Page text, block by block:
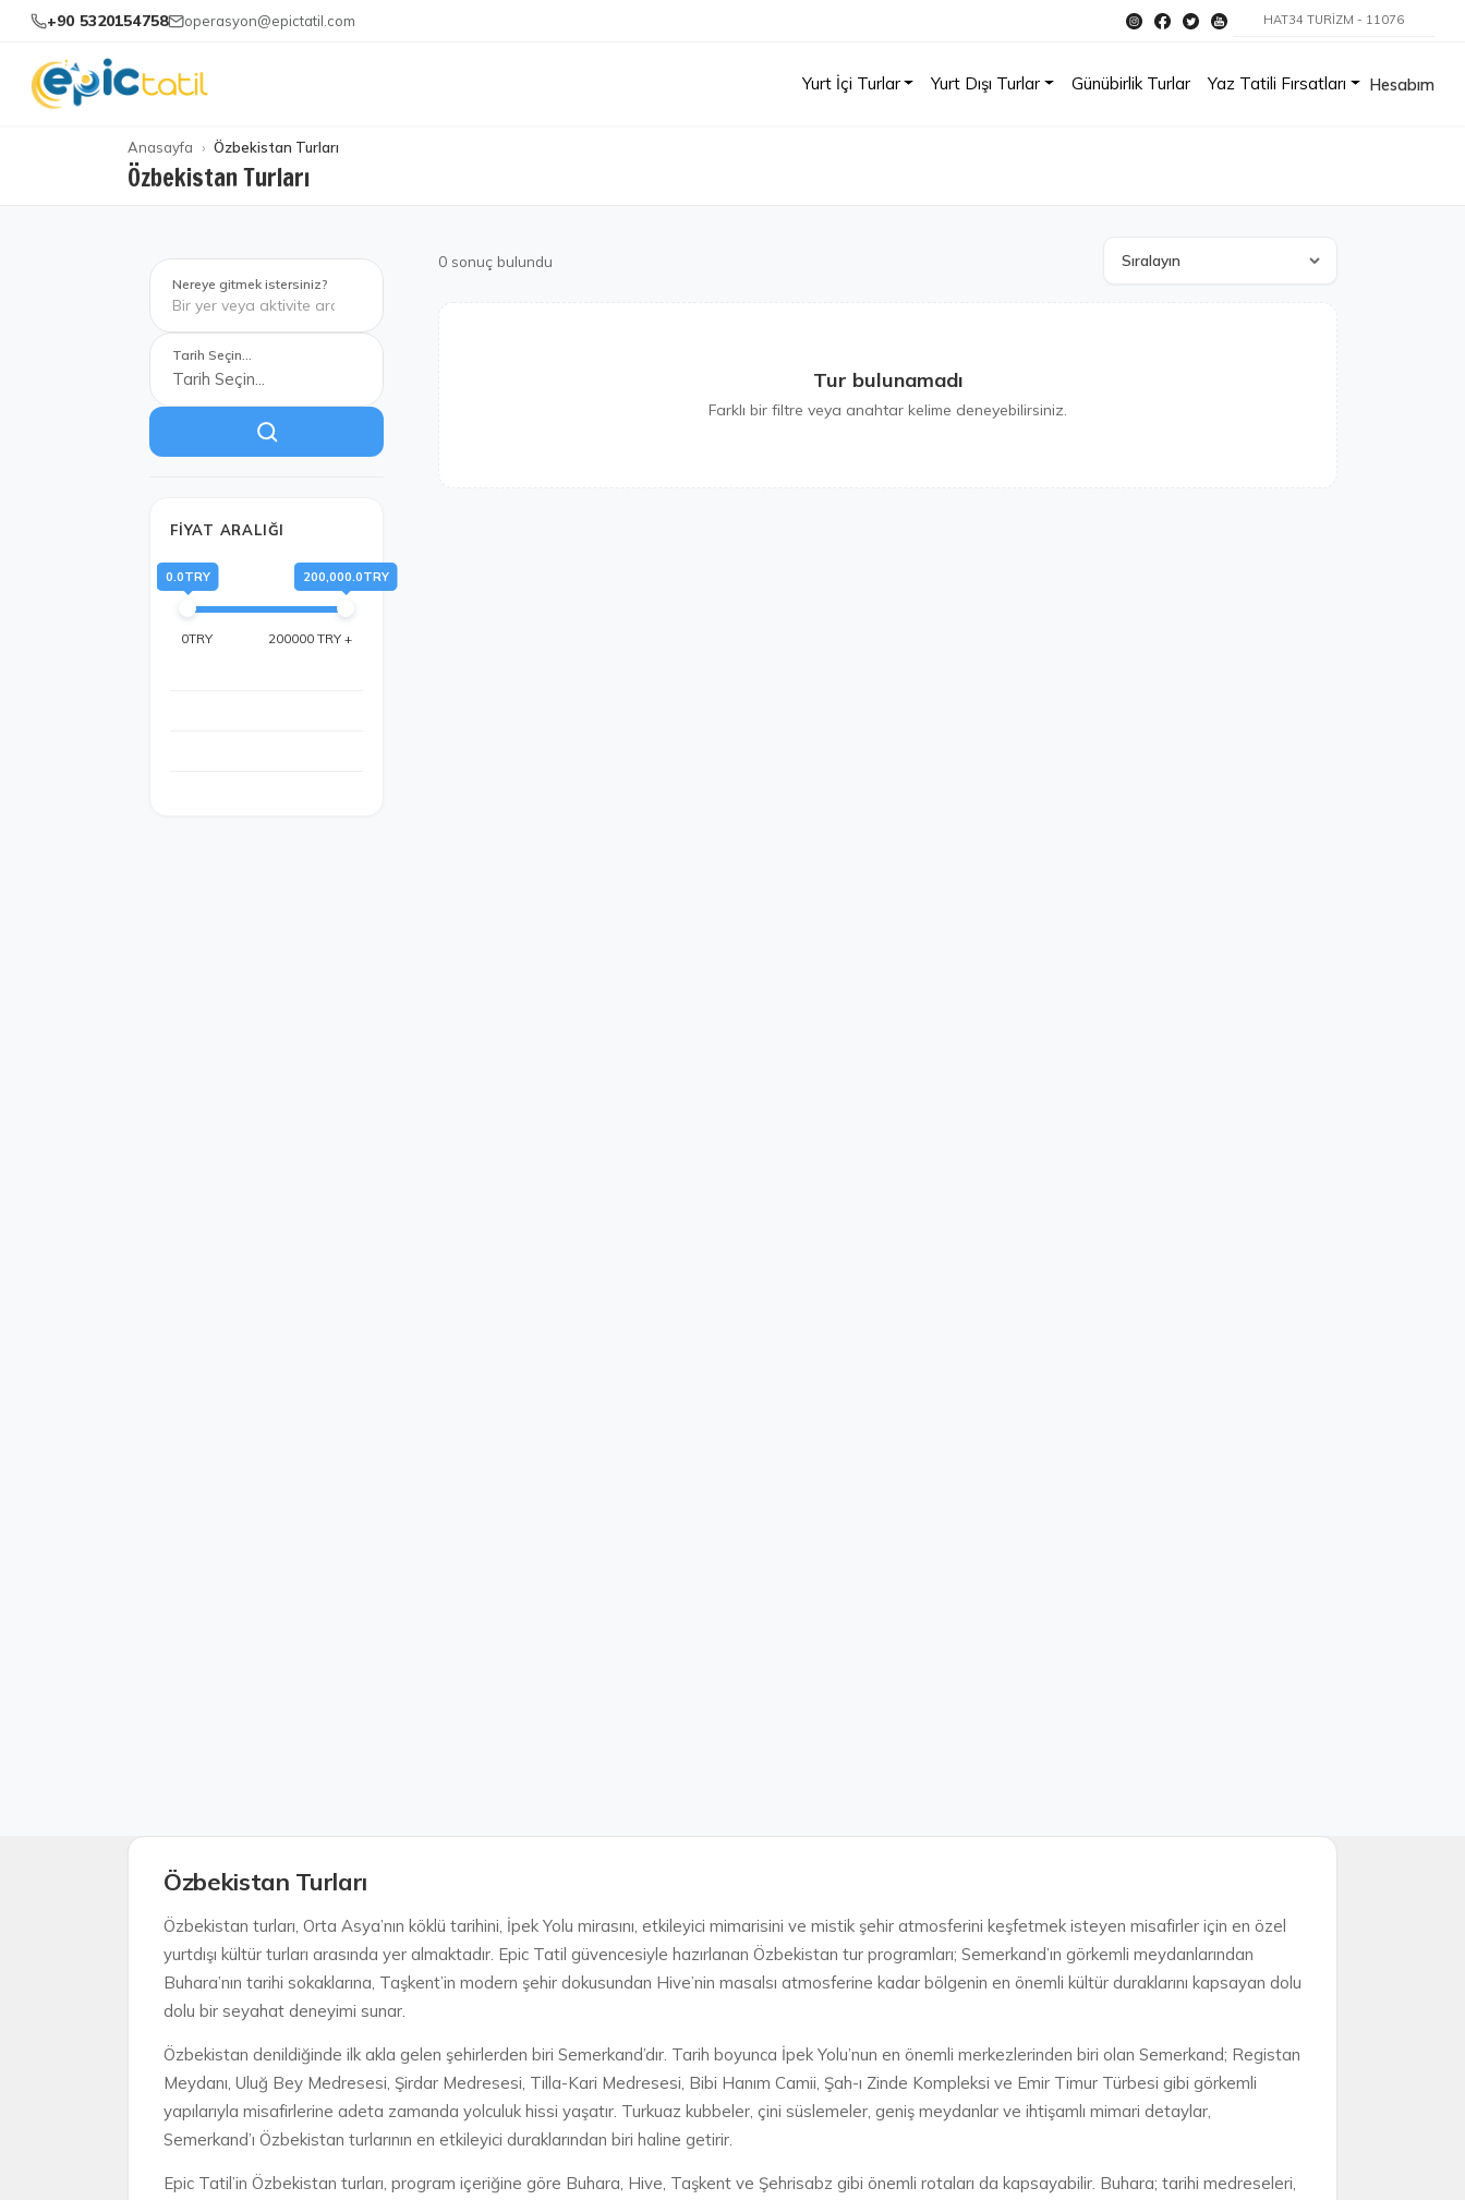
+90 5320154758 operasyon@epictatil.com HAT34 TURİZM - 11076
Yurt İçi Turlar Yurt Dışı Turlar Günübirlik Turlar Yaz Tatili Fırsatları Hesabım
Anasayfa Özbekistan Turları
Özbekistan Turları
Nereye gitmek istersiniz?
Tarih Seçin...
FIYAT ARALIĞI
0TRY 200000 TRY +
0.0TRY 200,000.0TRY
0 sonuç bulundu
Tur bulunamadı
Farklı bir filtre veya anahtar kelime deneyebilirsiniz.
Özbekistan Turları
Özbekistan turları, Orta Asya’nın köklü tarihini, İpek Yolu mirasını, etkileyici mimarisini ve mistik şehir atmosferini keşfetmek isteyen misafirler için en özel
yurtdışı kültür turları arasında yer almaktadır. Epic Tatil güvencesiyle hazırlanan Özbekistan tur programları; Semerkand’ın görkemli meydanlarından
Buhara’nın tarihi sokaklarına, Taşkent’in modern şehir dokusundan Hive’nin masalsı atmosferine kadar bölgenin en önemli kültür duraklarını kapsayan dolu
dolu bir seyahat deneyimi sunar.
Özbekistan denildiğinde ilk akla gelen şehirlerden biri Semerkand’dır. Tarih boyunca İpek Yolu’nun en önemli merkezlerinden biri olan Semerkand; Registan
Meydanı, Uluğ Bey Medresesi, Şirdar Medresesi, Tilla-Kari Medresesi, Bibi Hanım Camii, Şah-ı Zinde Kompleksi ve Emir Timur Türbesi gibi görkemli
yapılarıyla misafirlerine adeta zamanda yolculuk hissi yaşatır. Turkuaz kubbeler, çini süslemeler, geniş meydanlar ve ihtişamlı mimari detaylar,
Semerkand’ı Özbekistan turlarının en etkileyici duraklarından biri haline getirir.
Epic Tatil’in Özbekistan turları, program içeriğine göre Buhara, Hive, Taşkent ve Şehrisabz gibi önemli rotaları da kapsayabilir. Buhara; tarihi medreseleri,